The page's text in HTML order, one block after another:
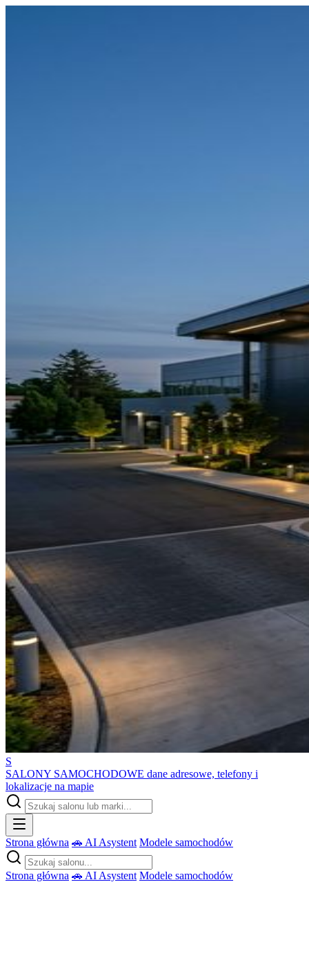
S
SALONY SAMOCHODOWE dane adresowe, telefony i
lokalizacje na mapie
Strona główna 🚗 AI Asystent Modele samochodów
Strona główna 🚗 AI Asystent Modele samochodów